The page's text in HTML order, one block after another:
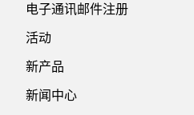
电子通讯邮件注册
活动
新产品
新闻中心